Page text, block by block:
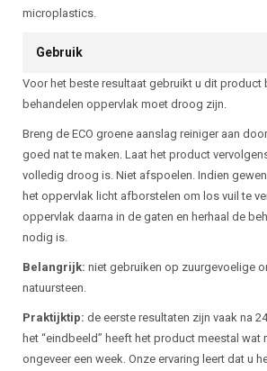
microplastics.
Gebruik
Voor het beste resultaat gebruikt u dit product
behandelen oppervlak moet droog zijn.
Breng de ECO groene aanslag reiniger aan
goed nat te maken. Laat het product
volledig droog is. Niet afspoelen. Indien
het oppervlak licht afborstelen om los vuil te
oppervlak daarna in de gaten en herhaal de
nodig is.
Belangrijk: niet gebruiken op zuurgevoelige
natuursteen.
Praktijktip: de eerste resultaten zijn vaak na
het “eindbeeld” heeft het product meestal wat
ongeveer een week. Onze ervaring leert dat u